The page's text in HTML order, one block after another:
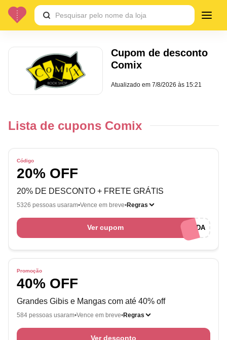
Cupom de desconto
Comix
Atualizado em7/8/2026 às 15:21
Lista de cupons Comix
Código
20% OFF
20% DE DESCONTO + FRETE GRÁTIS
5326 pessoas usaram Vence em breve Regras
Ver cupom URL CUPONADA
Promoção
40% OFF
Grandes Gibis e Mangas com até 40% off
584 pessoas usaram Vence em breve Regras
Ver desconto